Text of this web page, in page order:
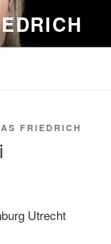
FRIEDRICH
Utrecht